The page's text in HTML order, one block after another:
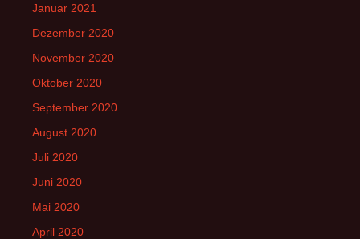
Januar 2021
Dezember 2020
November 2020
Oktober 2020
September 2020
August 2020
Juli 2020
Juni 2020
Mai 2020
April 2020